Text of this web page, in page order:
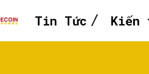
Tin Tức Kiến